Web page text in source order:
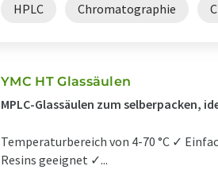
HPLC Chromatographie
YMC HT Glassäulen
MPLC-Glassäulen zum selberpacken,
Temperaturbereich von 4-70 °C ✓
Resins geeignet ✓...